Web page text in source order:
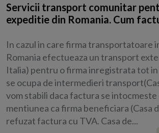
Servicii transport comunitar
expeditie din Romania. Cum
In cazul in care firma transportatoare
Romania efectueaza un transport
Italia) pentru o firma inregistrata tot in
se ocupa de intermedieri
vom stabili daca factura se intocmeste
mentiunea ca firma beneficiara (Casa
refuzat factura cu TVA. Casa de...